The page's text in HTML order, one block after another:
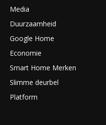
Media
Duurzaamheid
Google Home
Economie
Smart Home Merken
Slimme deurbel
Platform